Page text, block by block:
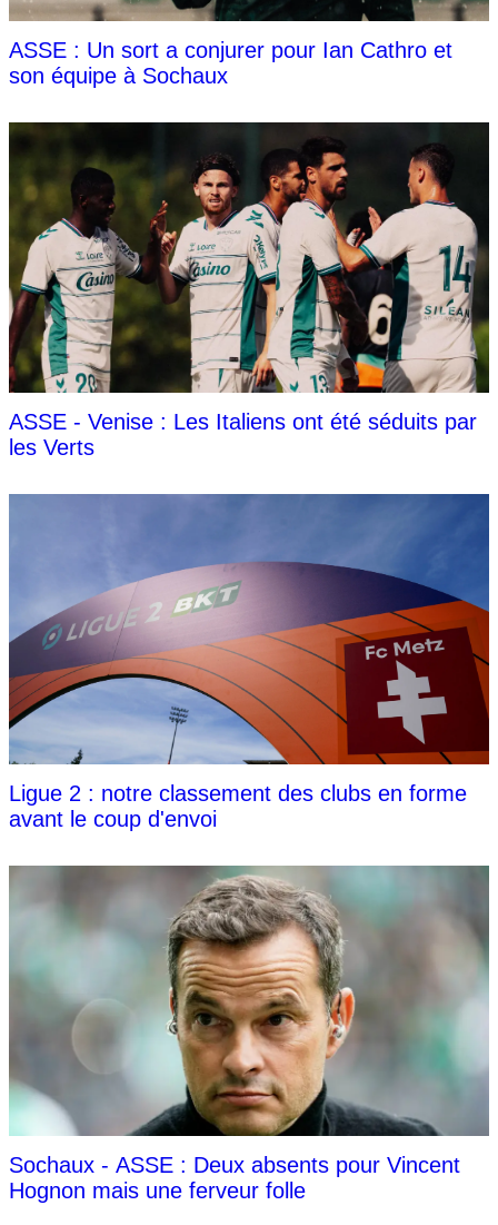
ASSE : Un sort a conjurer pour Ian Cathro et
son équipe à Sochaux
ASSE - Venise : Les Italiens ont été séduits par
les Verts
Ligue 2 : notre classement des clubs en forme
avant le coup d'envoi
Sochaux - ASSE : Deux absents pour Vincent
Hognon mais une ferveur folle